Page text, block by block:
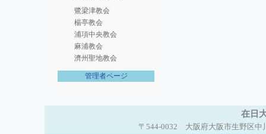
鷺梁津教会
楊亭教会
浦項中央教会
麻浦教会
濟州聖地教会
管理者ページ
在日
〒544-0032 大阪府大阪市生野区